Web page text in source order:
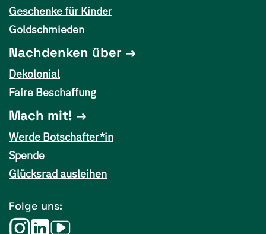
Geschenke für Kinder
Goldschmieden
Nachdenken über
Dekolonial
Faire Beschaffung
Mach mit!
Werde Botschafter*in
Spende
Glücksrad ausleihen
Folge uns: